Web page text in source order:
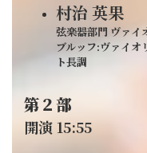
村治 英果
弦楽器部門 ヴァイ
ブルッフ:ヴァイ
ト長調
第２部
開演 15:55